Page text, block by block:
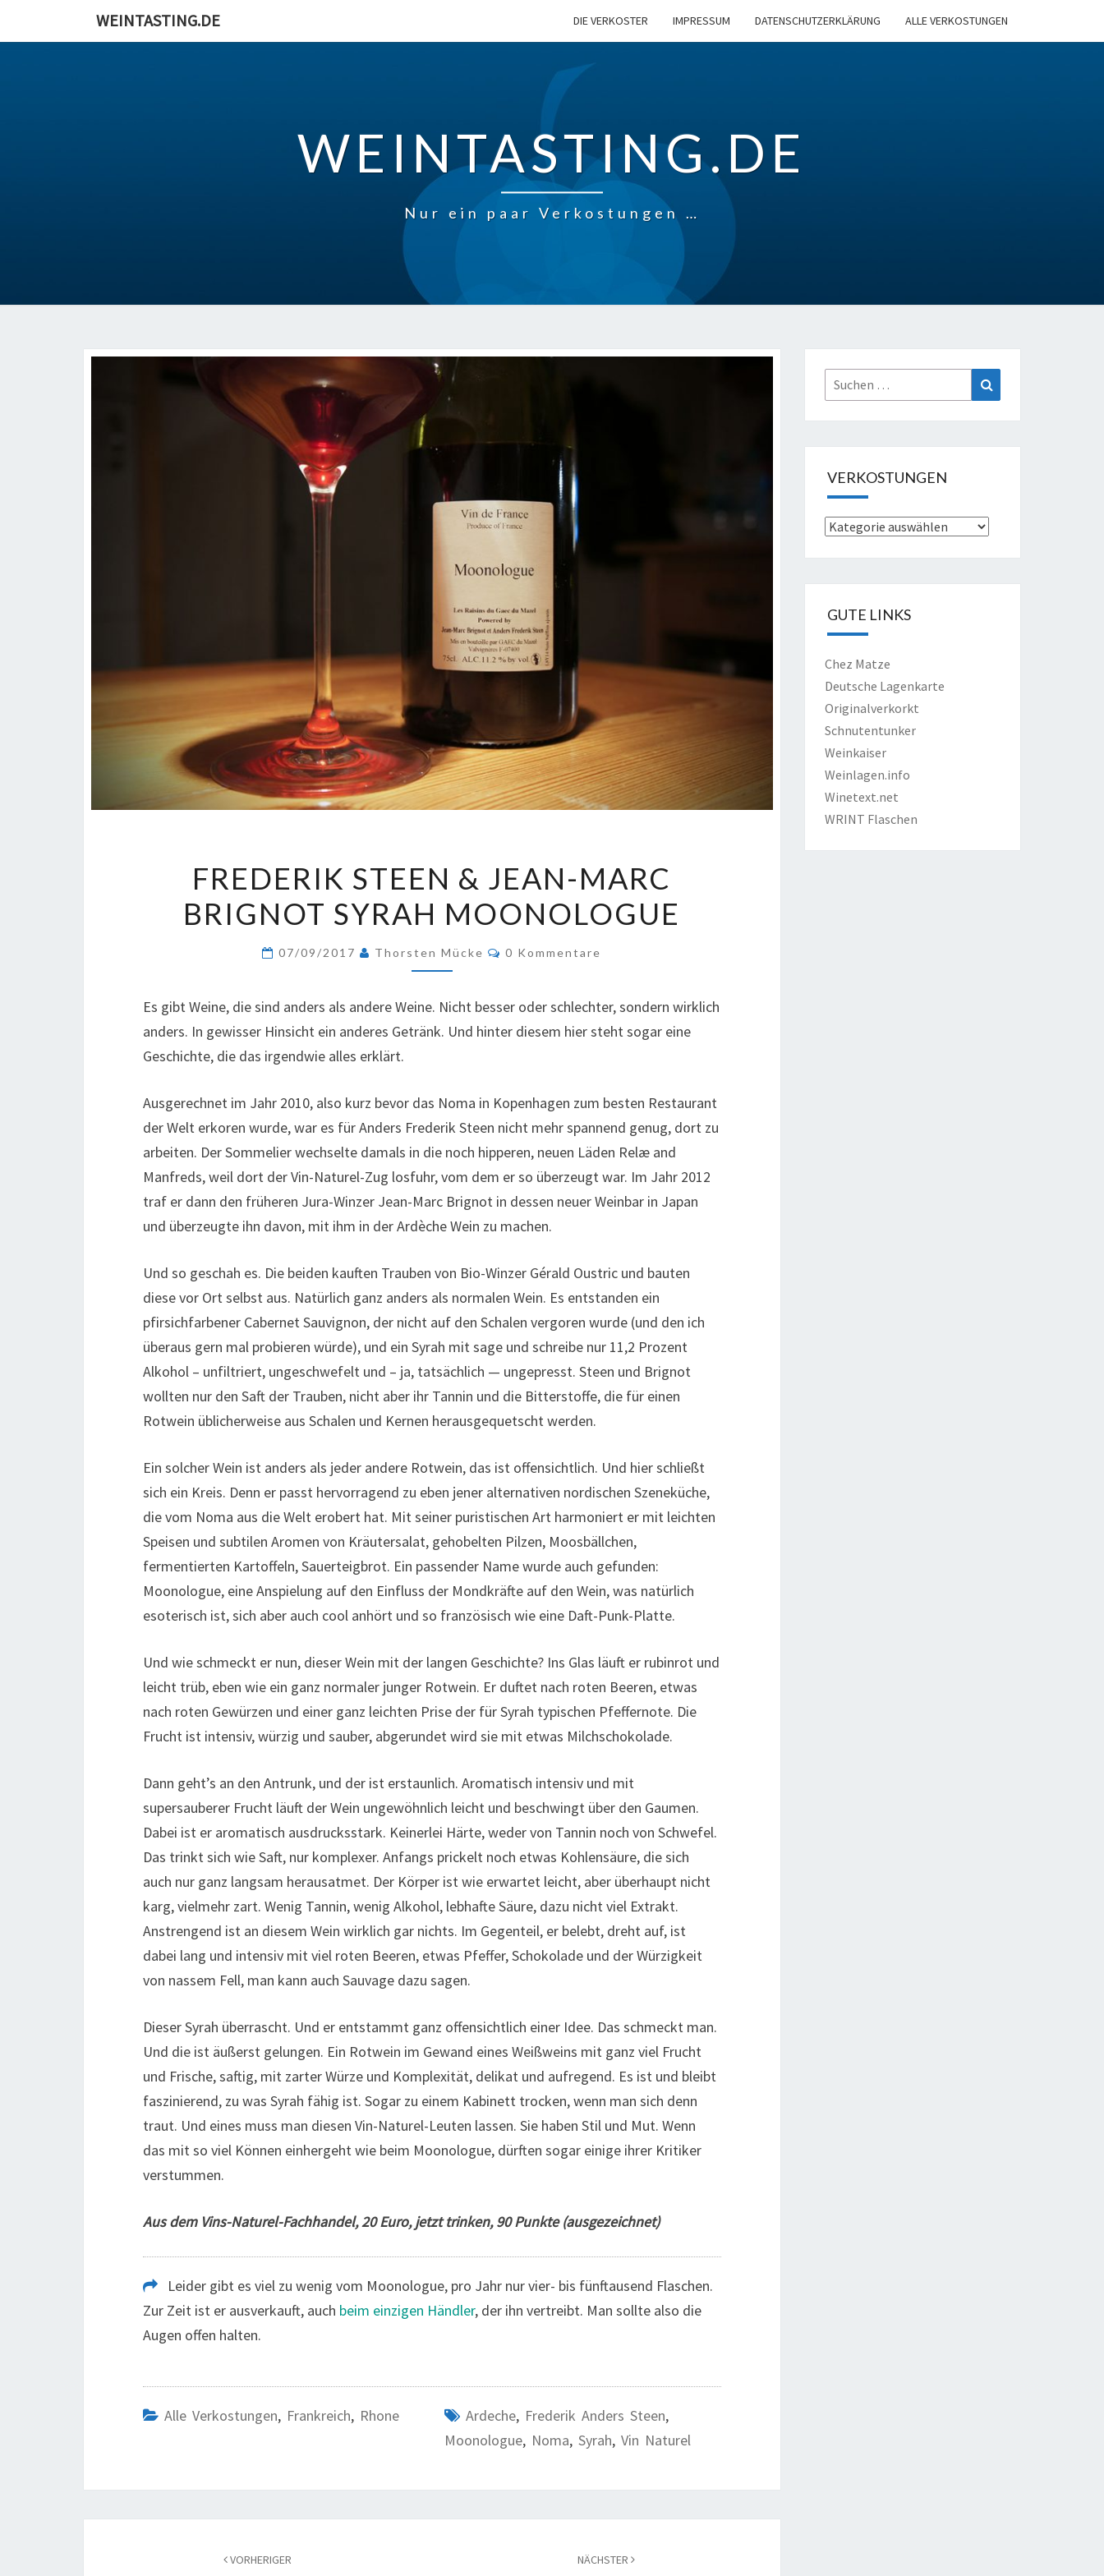
WEINTASTING.DE DIE VERKOSTER IMPRESSUM DATENSCHUTZERKLÄRUNG ALLE VERKOSTUNGEN
WEINTASTING.DE
Nur ein paar Verkostungen …
STEEN
&
JEAN-
MARC
SYRAH
MOONOLOGUE
FREDERIK STEEN & JEAN-MARC
BRIGNOT SYRAH MOONOLOGUE
07/09/2017 Thorsten Mücke Kommentare
0 Kommentare
Es gibt Weine, die sind anders als andere Weine. Nicht besser oder schlechter, sondern wirklich
anders. In gewisser Hinsicht ein anderes Getränk. Und hinter diesem hier steht sogar eine
Geschichte, die das irgendwie alles erklärt.
Ausgerechnet im Jahr 2010, also kurz bevor das Noma in Kopenhagen zum besten Restaurant
der Welt erkoren wurde, war es für Anders Frederik Steen nicht mehr spannend genug, dort zu
arbeiten. Der Sommelier wechselte damals in die noch hipperen, neuen Läden Relæ and
Manfreds, weil dort der Vin-Naturel-Zug losfuhr, vom dem er so überzeugt war. Im Jahr 2012
traf er dann den früheren Jura-Winzer Jean-Marc Brignot in dessen neuer Weinbar in Japan
und überzeugte ihn davon, mit ihm in der Ardèche Wein zu machen.
Und so geschah es. Die beiden kauften Trauben von Bio-Winzer Gérald Oustric und bauten
diese vor Ort selbst aus. Natürlich ganz anders als normalen Wein. Es entstanden ein
pfirsichfarbener Cabernet Sauvignon, der nicht auf den Schalen vergoren wurde (und den ich
überaus gern mal probieren würde), und ein Syrah mit sage und schreibe nur 11,2 Prozent
Alkohol – unfiltriert, ungeschwefelt und – ja, tatsächlich — ungepresst. Steen und Brignot
wollten nur den Saft der Trauben, nicht aber ihr Tannin und die Bitterstoffe, die für einen
Rotwein üblicherweise aus Schalen und Kernen herausgequetscht werden.
Ein solcher Wein ist anders als jeder andere Rotwein, das ist offensichtlich. Und hier schließt
sich ein Kreis. Denn er passt hervorragend zu eben jener alternativen nordischen Szeneküche,
die vom Noma aus die Welt erobert hat. Mit seiner puristischen Art harmoniert er mit leichten
Speisen und subtilen Aromen von Kräutersalat, gehobelten Pilzen, Moosbällchen,
fermentierten Kartoffeln, Sauerteigbrot. Ein passender Name wurde auch gefunden:
Moonologue, eine Anspielung auf den Einfluss der Mondkräfte auf den Wein, was natürlich
esoterisch ist, sich aber auch cool anhört und so französisch wie eine Daft-Punk-Platte.
Und wie schmeckt er nun, dieser Wein mit der langen Geschichte? Ins Glas läuft er rubinrot und
leicht trüb, eben wie ein ganz normaler junger Rotwein. Er duftet nach roten Beeren, etwas
nach roten Gewürzen und einer ganz leichten Prise der für Syrah typischen Pfeffernote. Die
Frucht ist intensiv, würzig und sauber, abgerundet wird sie mit etwas Milchschokolade.
Dann geht’s an den Antrunk, und der ist erstaunlich. Aromatisch intensiv und mit
supersauberer Frucht läuft der Wein ungewöhnlich leicht und beschwingt über den Gaumen.
Dabei ist er aromatisch ausdrucksstark. Keinerlei Härte, weder von Tannin noch von Schwefel.
Das trinkt sich wie Saft, nur komplexer. Anfangs prickelt noch etwas Kohlensäure, die sich
auch nur ganz langsam herausatmet. Der Körper ist wie erwartet leicht, aber überhaupt nicht
karg, vielmehr zart. Wenig Tannin, wenig Alkohol, lebhafte Säure, dazu nicht viel Extrakt.
Anstrengend ist an diesem Wein wirklich gar nichts. Im Gegenteil, er belebt, dreht auf, ist
dabei lang und intensiv mit viel roten Beeren, etwas Pfeffer, Schokolade und der Würzigkeit
von nassem Fell, man kann auch Sauvage dazu sagen.
Dieser Syrah überrascht. Und er entstammt ganz offensichtlich einer Idee. Das schmeckt man.
Und die ist äußerst gelungen. Ein Rotwein im Gewand eines Weißweins mit ganz viel Frucht
und Frische, saftig, mit zarter Würze und Komplexität, delikat und aufregend. Es ist und bleibt
faszinierend, zu was Syrah fähig ist. Sogar zu einem Kabinett trocken, wenn man sich denn
traut. Und eines muss man diesen Vin-Naturel-Leuten lassen. Sie haben Stil und Mut. Wenn
das mit so viel Können einhergeht wie beim Moonologue, dürften sogar einige ihrer Kritiker
verstummen.
Aus dem Vins-Naturel-Fachhandel, 20 Euro, jetzt trinken, 90 Punkte (ausgezeichnet)
Leider gibt es viel zu wenig vom Moonologue, pro Jahr nur vier- bis fünftausend Flaschen.
Zur Zeit ist er ausverkauft, auch beim einzigen Händler, der ihn vertreibt. Man sollte also die
Augen offen halten.
Alle Verkostungen, Frankreich, Rhone Ardeche, Frederik Anders Steen,
Moonologue, Noma, Syrah, Vin Naturel
VORHERIGER NÄCHSTER
Suche
nach:
VERKOSTUNGEN
Verkostungen
GUTE LINKS
Chez Matze
Deutsche Lagenkarte
Originalverkorkt
Schnutentunker
Weinkaiser
Weinlagen.info
Winetext.net
WRINT Flaschen